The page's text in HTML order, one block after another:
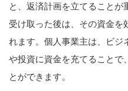
と、返済計画を立てること
受け取った後は、その資金を
れます。個人事業主は、ビジ
や投資に資金を充てることで
とができます。